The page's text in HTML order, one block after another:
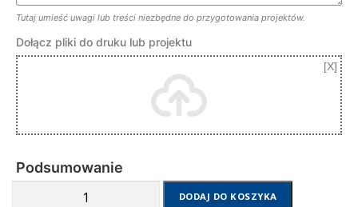
Tutaj umieść uwagi lub treści niezbędne do przygotowania projektów.
Dołącz pliki do druku lub projektu
Podsumowanie
DODAJ DO KOSZYKA